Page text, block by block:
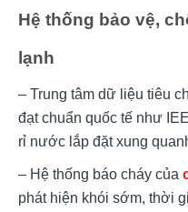
Hệ thống bảo vệ,
lạnh
– Trung tâm dữ liệu tiêu
đạt chuẩn quốc tế như
rỉ nước lắp đặt xung
– Hệ thống báo cháy của
phát hiện khói sớm, thời